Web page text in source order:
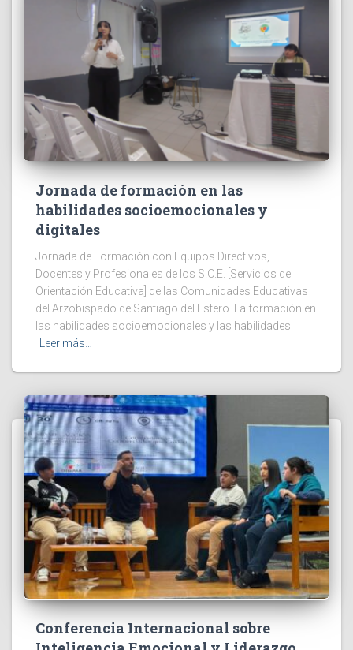
Jornada de formación en las
habilidades socioemocionales y
digitales
Jornada de Formación con Equipos Directivos,
Docentes y Profesionales de los S.O.E. [Servicios de
Orientación Educativa] de las Comunidades Educativas
del Arzobispado de Santiago del Estero. La formación en
las habilidades socioemocionales y las habilidades
Leer más…
Conferencia Internacional sobre